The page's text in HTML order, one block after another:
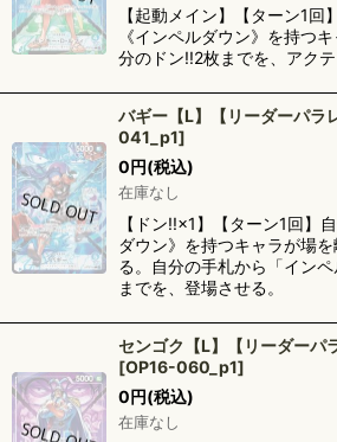
【起動メイン】【ターン1回
《インペルダウン》を持つ
分のドン!!2枚までを、アクテ
バギー【L】【リーダーパラ
041_p1]
0円(税込)
在庫なし
【ドン!!×1】【ターン1回】
ダウン》を持つキャラが場
る。自分の手札から「イン
までを、登場させる。
センゴク【L】【リーダーパ
[OP16-060_p1]
0円(税込)
在庫なし